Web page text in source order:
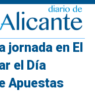
jornada en El
el Día
Apuestas